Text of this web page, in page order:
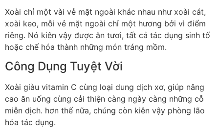
Xoài chỉ một vài vẻ mặt ngoài khác nhau như xoài cát,
xoài keo, mỗi vẻ mặt ngoài chỉ một hương bởi vì điểm
riêng. Nó kiên vậy được ăn tươi, tất cả tác dụng sinh tố
hoặc chế hóa thành những món tráng mồm.
Công Dụng Tuyệt Vời
Xoài giàu vitamin C cùng loại dung dịch xơ, giúp nâng
cao ăn uống cùng cải thiện càng ngày càng những cỗ
miễn dịch. hơn thế nữa, chúng còn kiên vậy phòng lão
hóa tác dụng.